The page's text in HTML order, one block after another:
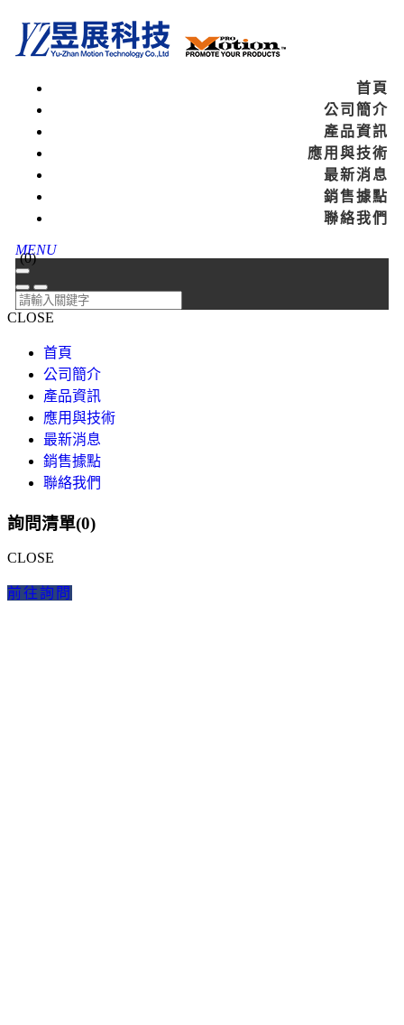
首頁
公司簡介
產品資訊
應用與技術
最新消息
銷售據點
聯絡我們
MENU
(0)
CLOSE
首頁
公司簡介
產品資訊
應用與技術
最新消息
銷售據點
聯絡我們
詢問清單(0)
CLOSE
前往詢問